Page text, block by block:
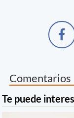
Comentarios